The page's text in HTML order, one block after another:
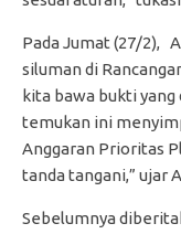
Pada Jumat (27/2),
siluman di
kita bawa bukti
temukan ini
Anggaran Prioritas
tanda tangani,” ujar
Sebelumnya